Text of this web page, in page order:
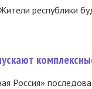
республики
Россия»